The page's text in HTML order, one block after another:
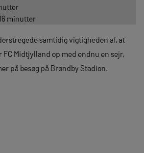
minutter
samtidig vigtigheden af, at
Midtjylland op med endnu en sejr,
på besøg på Brøndby Stadion.